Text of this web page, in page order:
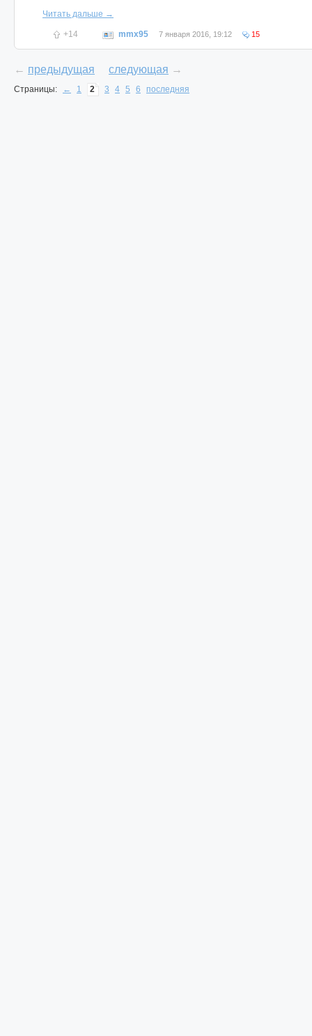
Читать дальше →
+14 mmx95 7 января 2016, 19:12 15
← предыдущая следующая →
Страницы: ← 1 2 3 4 5 6 последняя